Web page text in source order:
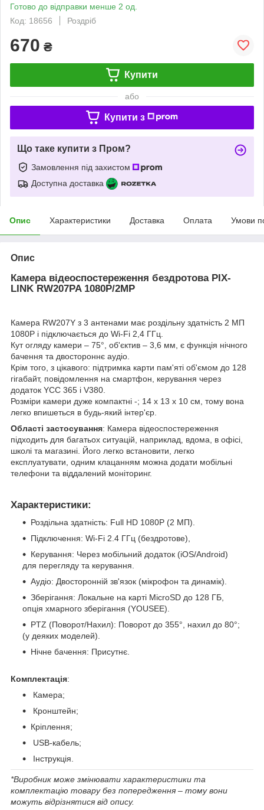
Готово до відправки менше 2 од.
Код: 18656
Роздріб
670 ₴
Купити
або
Купити з
Що таке купити з Пром?
Замовлення під захистом
Доступна доставка
Опис Характеристики Доставка Оплата Умови
Опис
Камера відеоспостереження бездротова PIX-
LINK RW207PA 1080P/2MP
Камера RW207Y з 3 антенами має роздільну здатність 2 МП
1080P і підключається до Wi-Fi 2,4 ГГц.
Кут огляду камери – 75°, об'єктив – 3,6 мм, є функція нічного
бачення та двостороннє аудіо.
Крім того, з цікавого: підтримка карти пам'яті об'ємом до 128
гігабайт, повідомлення на смартфон, керування через
додаток YСC 365 і V380.
Розміри камери дуже компактні -; 14 х 13 х 10 см, тому вона
легко впишеться в будь-який інтер'єр.
Області застосування: Камера відеоспостереження
підходить для багатьох ситуацій, наприклад, вдома, в офісі,
школі та магазині. Його легко встановити, легко
експлуатувати, одним клацанням можна додати мобільні
телефони та віддалений моніторинг.
Характеристики:
Роздільна здатність: Full HD 1080P (2 МП).
Підключення: Wi-Fi 2.4 ГГц (бездротове),
Керування: Через мобільний додаток (iOS/Android)
для перегляду та керування.
Аудіо: Двосторонній зв'язок (мікрофон та динамік).
Зберігання: Локальне на карті MicroSD до 128 ГБ,
опція хмарного зберігання (YOUSEE).
PTZ (Поворот/Нахил): Поворот до 355°, нахил до 80°;
(у деяких моделей).
Нічне бачення: Присутнє.
Комплектація:
Камера;
Кронштейн;
Кріплення;
USB-кабель;
Інструкція.
*Виробник може змінювати характеристики та
комплектацію товару без попередження – тому вони
можуть відрізнятися від опису.